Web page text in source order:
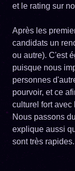
et le rating sur
Après les
candidats un
ou autre). C'est
puisque nous
personnes
pourvoir, et ce
culturel fort avec
Nous passons
explique aussi
sont très rapides.